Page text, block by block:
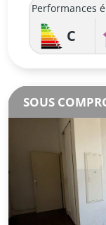
Performances
C
SOUS